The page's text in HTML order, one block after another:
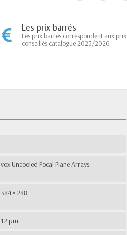
Les prix barrés
Les prix barrés correspondent aux prix
conseillés catalogue 2025/2026
vox Uncooled Focal Plane Arrays
384 × 288
12 μm